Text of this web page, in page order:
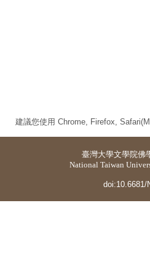
建議您使用 Chrome, Firefox,
臺灣大學文學院佛
National Taiwan
doi:10.6681/